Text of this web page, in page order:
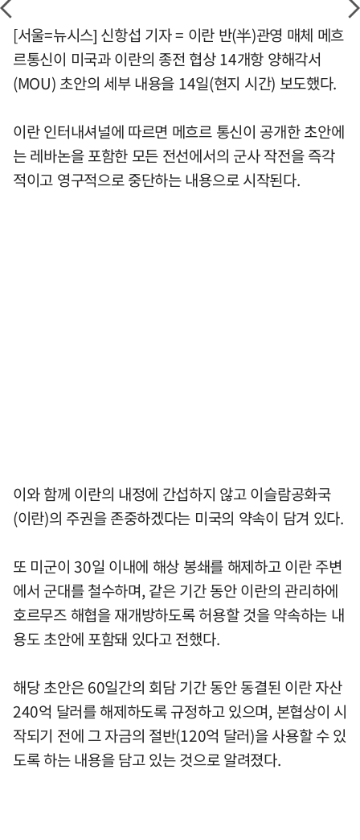
[서울=뉴시스] 신항섭 기자 = 이란 반(半)관영 매체 메흐
르통신이 미국과 이란의 종전 협상 14개항 양해각서
(MOU) 초안의 세부 내용을 14일(현지 시간) 보도했다.
이란 인터내셔널에 따르면 메흐르 통신이 공개한 초안에
는 레바논을 포함한 모든 전선에서의 군사 작전을 즉각
적이고 영구적으로 중단하는 내용으로 시작된다.
이와 함께 이란의 내정에 간섭하지 않고 이슬람공화국
(이란)의 주권을 존중하겠다는 미국의 약속이 담겨 있다.
또 미군이 30일 이내에 해상 봉쇄를 해제하고 이란 주변
에서 군대를 철수하며, 같은 기간 동안 이란의 관리하에
호르무즈 해협을 재개방하도록 허용할 것을 약속하는 내
용도 초안에 포함돼 있다고 전했다.
해당 초안은 60일간의 회담 기간 동안 동결된 이란 자산
240억 달러를 해제하도록 규정하고 있으며, 본협상이 시
작되기 전에 그 자금의 절반(120억 달러)을 사용할 수 있
도록 하는 내용을 담고 있는 것으로 알려졌다.